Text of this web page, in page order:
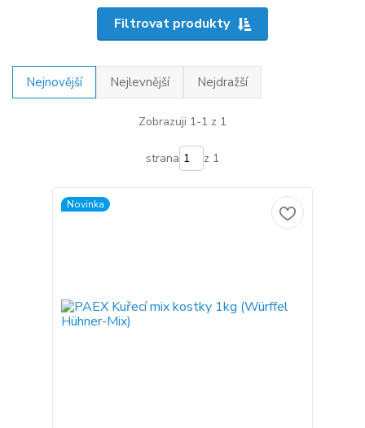
Filtrovat produkty
Nejnovější Nejlevnější Nejdražší
Zobrazuji 1-1 z 1
strana z 1
Novinka